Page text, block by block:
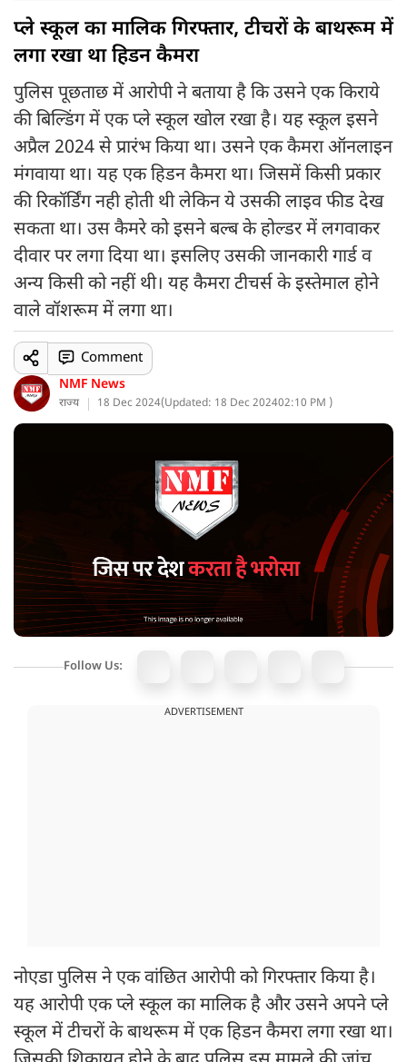
प्ले स्कूल का मालिक गिरफ्तार, टीचरों के बाथरूम में
लगा रखा था हिडन कैमरा
पुलिस पूछताछ में आरोपी ने बताया है कि उसने एक किराये
की बिल्डिंग में एक प्ले स्कूल खोल रखा है। यह स्कूल इसने
अप्रैल 2024 से प्रारंभ किया था। उसने एक कैमरा ऑनलाइन
मंगवाया था। यह एक हिडन कैमरा था। जिसमें किसी प्रकार
की रिकॉर्डिंग नही होती थी लेकिन ये उसकी लाइव फीड देख
सकता था। उस कैमरे को इसने बल्ब के होल्डर में लगवाकर
दीवार पर लगा दिया था। इसलिए उसकी जानकारी गार्ड व
अन्य किसी को नहीं थी। यह कैमरा टीचर्स के इस्तेमाल होने
वाले वॉशरूम में लगा था।
NMF News
राज्य 18 Dec 2024(Updated: 18 Dec 202402:10 PM )
Comment
Follow Us:
ADVERTISEMENT
नोएडा पुलिस ने एक वांछित आरोपी को गिरफ्तार किया है।
यह आरोपी एक प्ले स्कूल का मालिक है और उसने अपने प्ले
स्कूल में टीचरों के बाथरूम में एक हिडन कैमरा लगा रखा था।